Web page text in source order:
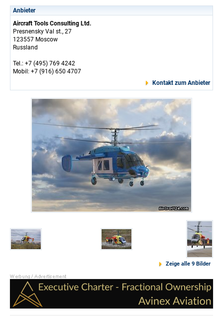
Anbieter
Aircraft Tools Consulting Ltd.
Presnensky Val st., 27
123557 Moscow
Russland
Tel.: +7 (495) 769 4242
Mobil: +7 (916) 650 4707
Kontakt zum Anbieter
Zeige alle 9 Bilder